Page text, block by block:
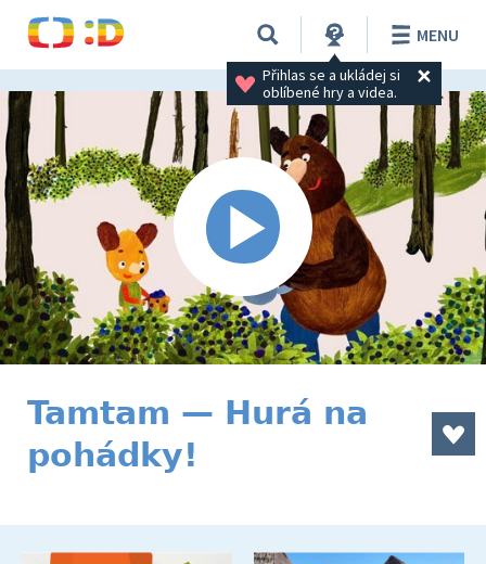
Přihlas se a ukládej si
oblíbené hry a videa.
MENU
Tamtam — Hurá na
pohádky!